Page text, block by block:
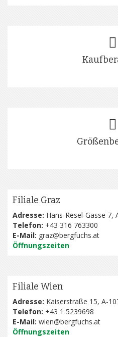
Filiale Graz
Adresse: Hans-Resel-Gasse 7,
Telefon: +43 316 763300
E-Mail: graz@bergfuchs.at
Öffnungszeiten
Filiale Wien
Adresse: Kaiserstraße 15, A-
Telefon: +43 1 5239698
E-Mail: wien@bergfuchs.at
Öffnungszeiten